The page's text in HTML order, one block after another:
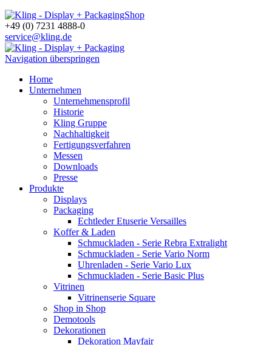
Shop
+49 (0) 7231 4888-0
service@kling.de
Navigation überspringen
Home
Unternehmen
Unternehmensprofil
Historie
Kling Gruppe
Nachhaltigkeit
Fertigungsverfahren
Messen
Downloads
Presse
Produkte
Displays
Packaging
Echtleder Etuserie Versailles
Koffer & Laden
Schmuckladen - Serie Rebra Extralight
Schmuckladen - Serie Vario Norm
Uhrenladen - Serie Vario Lux
Schmuckladen - Serie Basic Plus
Vitrinen
Vitrinenserie Square
Shop in Shop
Demotools
Dekorationen
Dekoration Mayfair